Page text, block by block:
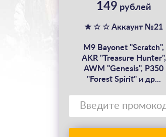
149 рублей
★ ☆ ☆ Аккаунт №21
M9 Bayonet "Scratch",
AKR "Treasure Hunter",
AWM "Genesis", P350
"Forest Spirit" и др...